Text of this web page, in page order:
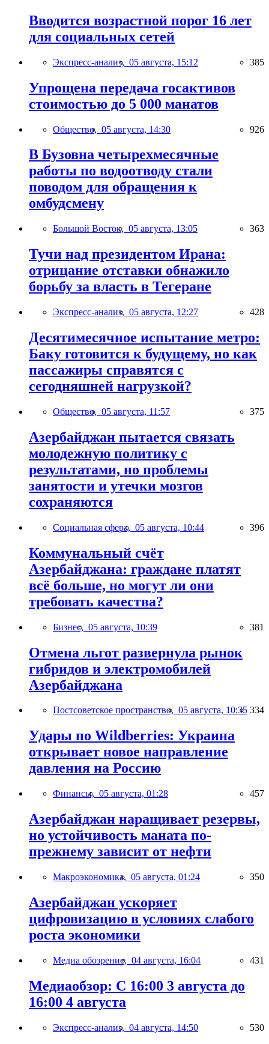
Вводится возрастной порог 16 лет
для социальных сетей
Экспресс-анализ, 05 августа, 15:12 385
Упрощена передача госактивов
стоимостью до 5 000 манатов
Общество, 05 августа, 14:30 926
В Бузовна четырехмесячные
работы по водоотводу стали
поводом для обращения к
омбудсмену
Большой Восток, 05 августа, 13:05 363
Тучи над президентом Ирана:
отрицание отставки обнажило
борьбу за власть в Тегеране
Экспресс-анализ, 05 августа, 12:27 428
Десятимесячное испытание метро:
Баку готовится к будущему, но как
пассажиры справятся с
сегодняшней нагрузкой?
Общество, 05 августа, 11:57 375
Азербайджан пытается связать
молодежную политику с
результатами, но проблемы
занятости и утечки мозгов
сохраняются
Социальная сфера, 05 августа, 10:44 396
Коммунальный счёт
Азербайджана: граждане платят
всё больше, но могут ли они
требовать качества?
Бизнес, 05 августа, 10:39 381
Отмена льгот развернула рынок
гибридов и электромобилей
Азербайджана
Постсоветское пространство, 05 августа, 10:35 334
Удары по Wildberries: Украина
открывает новое направление
давления на Россию
Финансы, 05 августа, 01:28 457
Азербайджан наращивает резервы,
но устойчивость маната по-
прежнему зависит от нефти
Макроэкономика, 05 августа, 01:24 350
Азербайджан ускоряет
цифровизацию в условиях слабого
роста экономики
Медиа обозрение, 04 августа, 16:04 431
Медиаобзор: С 16:00 3 августа до
16:00 4 августа
Экспресс-анализ, 04 августа, 14:50 530